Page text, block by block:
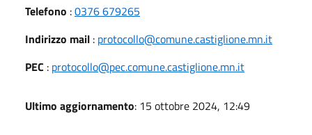
Telefono :0376 679265
Indirizzo mail : protocollo@comune.castiglione.mn.it
PEC : protocollo@pec.comune.castiglione.mn.it
Ultimo aggiornamento: 15 ottobre 2024, 12:49